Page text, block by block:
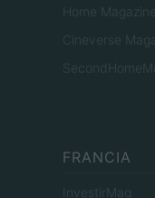
Home
Cineverse
FRANCIA
InvestirMag